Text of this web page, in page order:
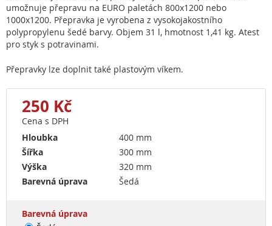
umožnuje přepravu na EURO paletách 800x1200 nebo
1000x1200. Přepravka je vyrobena z vysokojakostního
polypropylenu šedé barvy. Objem 31 l, hmotnost 1,41 kg. Atest
pro styk s potravinami.
Přepravky lze doplnit také plastovým víkem.
250 Kč
Cena s DPH
Hloubka
400 mm
Šířka
300 mm
Výška
320 mm
Barevná úprava
Šedá
Barevná úprava